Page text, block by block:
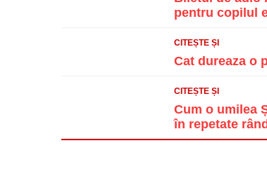
pentru copilul
CITEȘTE ȘI
Cat dureaza o
CITEȘTE ȘI
Cum o umilea
în repetate